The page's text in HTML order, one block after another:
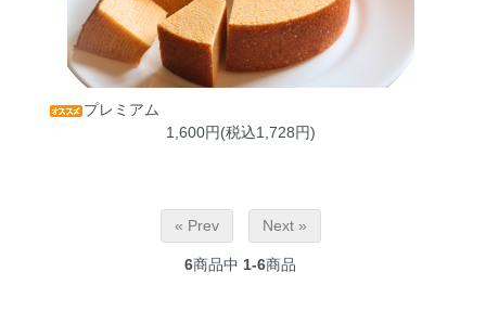
プレミアム
1,600円(税込1,728円)
« Prev Next »
6商品中 1-6商品